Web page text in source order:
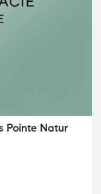
Pointe Natur